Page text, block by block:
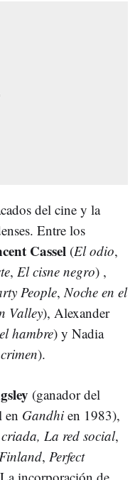
del cine y la
Entre los
Cassel (El odio,
, El cisne negro) ,
People, Noche en el
Valley), Alexander
hambre) y Nadia
).
(ganador del
en Gandhi en 1983),
La red social,
, Perfect